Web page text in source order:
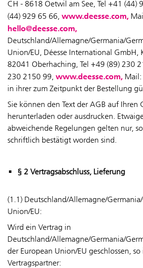
CH - 8618 Oetwil am See, Tel +41 (44)
(44) 929 65 66, www.deesse.com,
hello@deesse.com,
Deutschland/Allemagne/Germania/
Union/EU, Déesse International GmbH,
82041 Oberhaching, Tel +49 (89) 230
230 2150 99, www.deesse.com, Mail:
in ihrer zum Zeitpunkt der Bestellung
Sie können den Text der AGB auf Ihren
herunterladen oder ausdrucken.
abweichende Regelungen gelten nur,
schriftlich bestätigt worden sind.
§ 2 Vertragsabschluss, Lieferung
(1.1) Deutschland/Allemagne/
Union/EU:
Wird ein Vertrag in
Deutschland/Allemagne/Germania/
der European Union/EU geschlossen, so
Vertragspartner: